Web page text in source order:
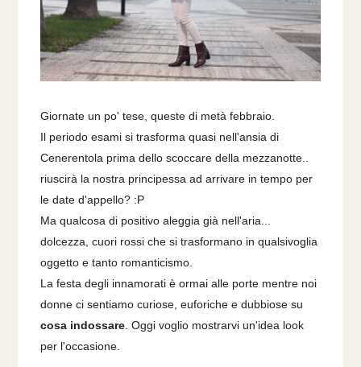
Giornate un po' tese, queste di metà febbraio.
Il periodo esami si trasforma quasi nell'ansia di
Cenerentola prima dello scoccare della mezzanotte..
riuscirà la nostra principessa ad arrivare in tempo per
le date d'appello? :P
Ma qualcosa di positivo aleggia già nell'aria...
dolcezza, cuori rossi che si trasformano in qualsivoglia
oggetto e tanto romanticismo.
La festa degli innamorati è ormai alle porte mentre noi
donne ci sentiamo curiose, euforiche e dubbiose su
cosa indossare. Oggi voglio mostrarvi un'idea look
per l'occasione.